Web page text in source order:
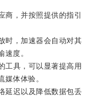
，并按照提供的指引
，加速器会自动对其
速度。
具，可以显著提高用
媒体体验。
迟以及降低数据包丢